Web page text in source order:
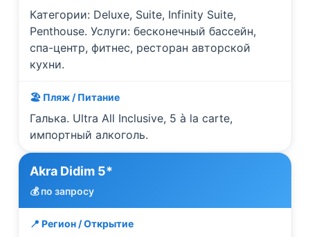
Категории: Deluxe, Suite, Infinity Suite,
Penthouse. Услуги: бесконечный бассейн,
спа-центр, фитнес, ресторан авторской
кухни.
🏖️ Пляж / Питание
Галька. Ultra All Inclusive, 5 à la carte,
импортный алкоголь.
Akra Didim 5*
💰 по запросу
📍 Регион / Открытие